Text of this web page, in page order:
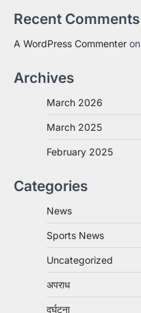
Recent Comments
A WordPress Commenter on
Archives
March 2026
March 2025
February 2025
Categories
News
Sports News
Uncategorized
अपराध
दुर्घटना